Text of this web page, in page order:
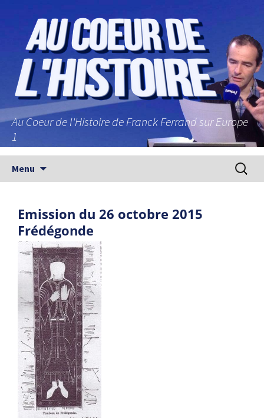
Au Coeur de l'Histoire de Franck Ferrand sur Europe
1
Menu
Emission du 26 octobre 2015
Frédégonde